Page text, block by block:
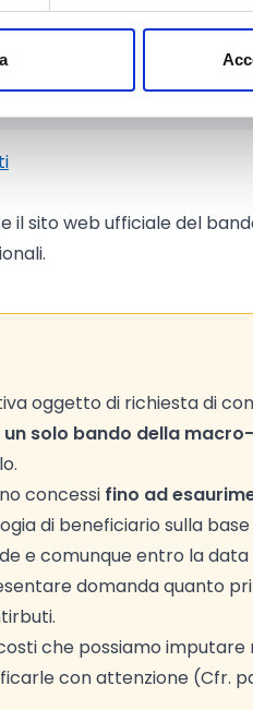
3.750 Euro.
il sito web ufficiale del
oggetto di richiesta di
un solo bando della
concessi fino ad
di beneficiario sulla
e comunque entro la data
domanda quanto
che possiamo imputare
con attenzione (Cfr.